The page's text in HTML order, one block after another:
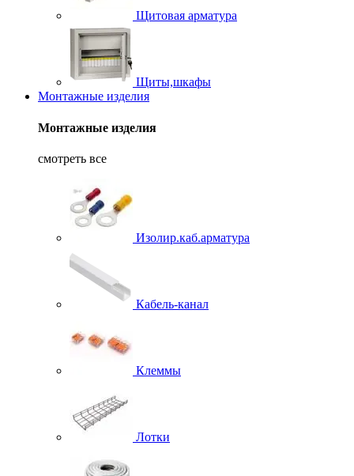
Щитовая арматура
Щиты,шкафы
Монтажные изделия
Монтажные изделия
смотреть все
Изолир.каб.арматура
Кабель-канал
Клеммы
Лотки